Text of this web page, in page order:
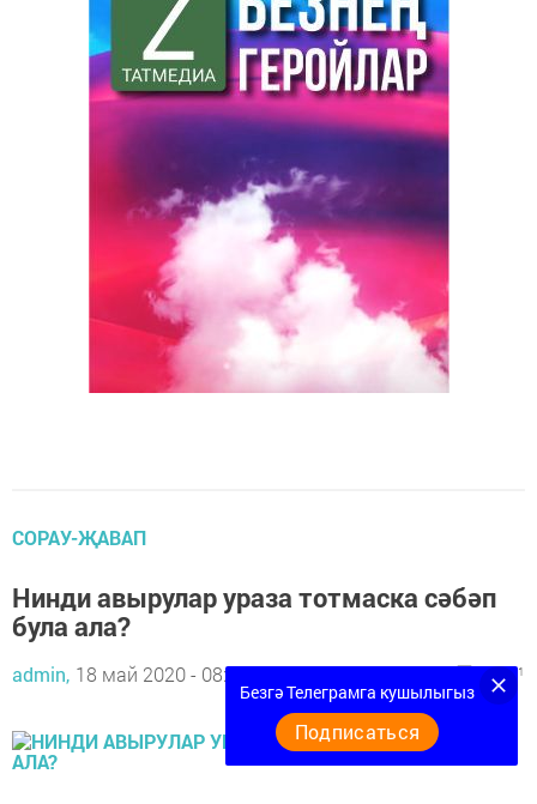
СОРАУ-ҖАВАП
Нинди авырулар ураза тотмаска сәбәп
була ала?
admin, 18 май 2020 - 08:56 0 1
Безгә Телеграмга кушылыгыз
Подписаться